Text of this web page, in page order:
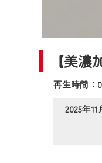
【美
再生時間
2025年